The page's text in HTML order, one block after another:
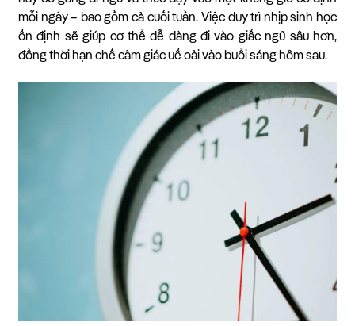
mỗi ngày – bao gồm cả cuối tuần. Việc duy trì nhịp sinh học
ổn định sẽ giúp cơ thể dễ dàng đi vào giấc ngủ sâu hơn,
đồng thời hạn chế cảm giác uể oải vào buổi sáng hôm sau.